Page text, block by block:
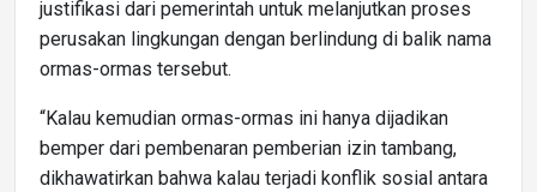
justifikasi dari pemerintah untuk melanjutkan proses
perusakan lingkungan dengan berlindung di balik nama
ormas-ormas tersebut.
“Kalau kemudian ormas-ormas ini hanya dijadikan
bemper dari pembenaran pemberian izin tambang,
dikhawatirkan bahwa kalau terjadi konflik sosial antara